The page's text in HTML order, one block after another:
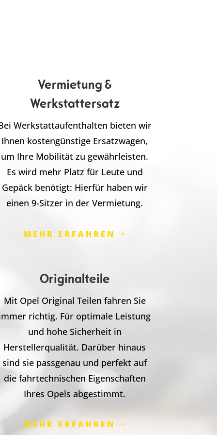
Vermietung &
Werkstattersatz
Werkstattaufenthalten bieten wir
Ihnen kostengünstige Ersatzwagen,
um Ihre Mobilität zu gewährleisten.
Es wird mehr Platz für Leute und
Gepäck benötigt: Hierfür haben wir
einen 9-Sitzer in der Vermietung.
MEHR ERFAHREN
Originalteile
Mit Opel Original Teilen fahren Sie
richtig. Für optimale Leistung
und hohe Sicherheit in
Herstellerqualität. Darüber hinaus
sind sie passgenau und perfekt auf
die fahrtechnischen Eigenschaften
Ihres Opels abgestimmt.
MEHR ERFAHREN